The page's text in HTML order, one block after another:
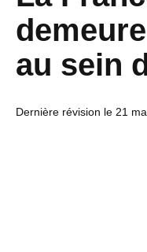
au sein
Dernière révision le 21